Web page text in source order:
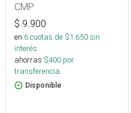
CMP
$ 9.900
en 6cuotas de $1.650sin
interés
ahorras $400 por
transferencia.
Disponible